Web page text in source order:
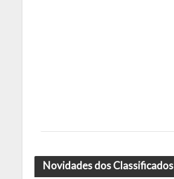
Novidades dos Classificados